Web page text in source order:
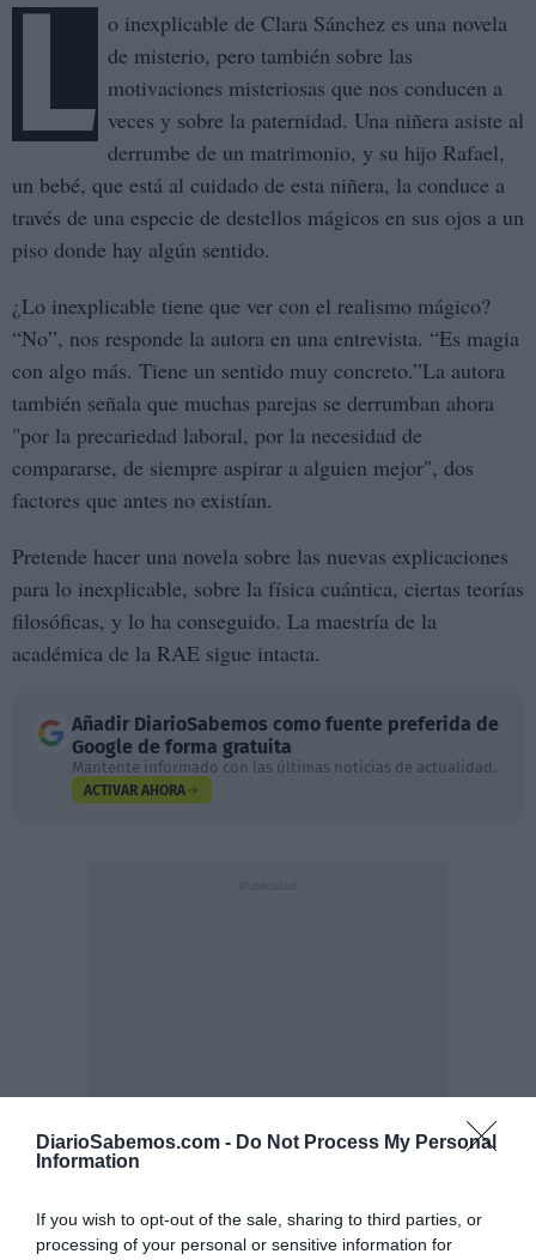
DiarioSabemos.com - Do Not Process My Personal
Information
If you wish to opt-out of the sale, sharing to third parties, or
processing of your personal or sensitive information for
L o inexplicable de Clara Sánchez es una novela
de misterio, pero también sobre las
motivaciones misteriosas que nos conducen a
veces y sobre la paternidad. Una niñera asiste al
derrumbe de un matrimonio, y su hijo Rafael,
un bebé, que está al cuidado de esta niñera, la conduce a
través de una especie de destellos mágicos en sus ojos a un
piso donde hay algún sentido.
¿Lo inexplicable tiene que ver con el realismo mágico?
“No”, nos responde la autora en una entrevista. “Es magia
con algo más. Tiene un sentido muy concreto.”La autora
también señala que muchas parejas se derrumban ahora
"por la precariedad laboral, por la necesidad de
compararse, de siempre aspirar a alguien mejor", dos
factores que antes no existían.
Pretende hacer una novela sobre las nuevas explicaciones
para lo inexplicable, sobre la física cuántica, ciertas teorías
filosóficas, y lo ha conseguido. La maestría de la
académica de la RAE sigue intacta.
Añadir DiarioSabemos como fuente preferida de
Google de forma gratuita
Mantente informado con las últimas noticias de actualidad.
ACTIVAR AHORA